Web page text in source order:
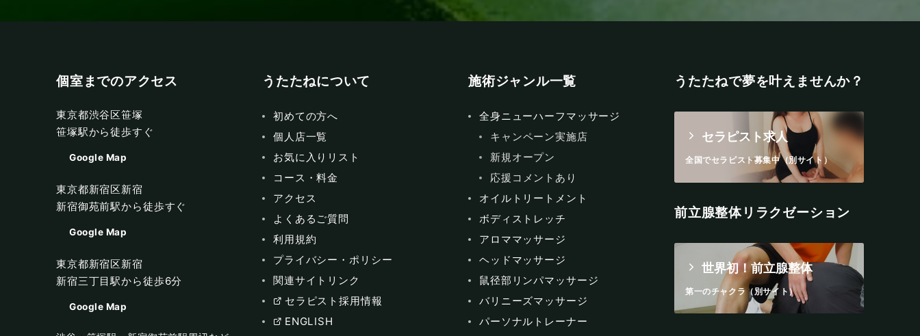
個室までのアクセス
東京都渋谷区笹塚
笹塚駅から徒歩すぐ
Google Map
東京都新宿区新宿
新宿御苑前駅から徒歩すぐ
Google Map
東京都新宿区新宿
新宿三丁目駅から徒歩6分
Google Map
うたたねについて
初めての方へ
個人店一覧
お気に入りリスト
コース・料金
アクセス
よくあるご質問
利用規約
プライバシー・ポリシー
関連サイトリンク
セラピスト採用情報
ENGLISH
施術ジャンル一覧
全身ニューハーフマッサージ
キャンペーン実施店
新規オープン
応援コメントあり
オイルトリートメント
ボディストレッチ
アロママッサージ
ヘッドマッサージ
鼠径部リンパマッサージ
バリニーズマッサージ
パーソナルトレーナー
うたたねで夢を叶えませんか？
セラピスト求人
全国でセラピスト募集中（別サイト）
前立腺整体リラクゼーション
世界初！前立腺整体
第一のチャクラ（別サイト）